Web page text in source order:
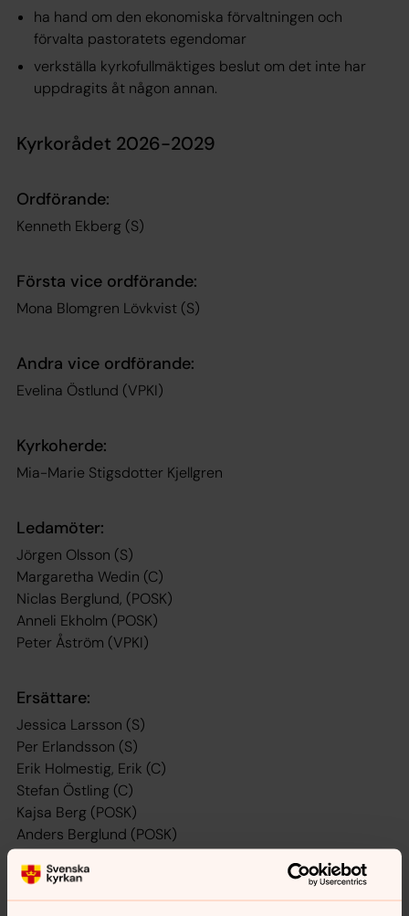
ha hand om den ekonomiska förvaltningen och
förvalta pastoratets egendomar
verkställa kyrkofullmäktiges beslut om det inte har
uppdragits åt någon annan.
Kyrkorådet 2026-2029
Ordförande:
Kenneth Ekberg (S)
Första vice ordförande:
Mona Blomgren Lövkvist (S)
Andra vice ordförande:
Evelina Östlund (VPKI)
Kyrkoherde:
Mia-Marie Stigsdotter Kjellgren
Ledamöter:
Jörgen Olsson (S)
Margaretha Wedin (C)
Niclas Berglund, (POSK)
Anneli Ekholm (POSK)
Peter Åström (VPKI)
Ersättare:
Jessica Larsson (S)
Per Erlandsson (S)
Erik Holmestig, Erik (C)
Stefan Östling (C)
Kajsa Berg (POSK)
Anders Berglund (POSK)
Tord Åhlstrand (VPKI)